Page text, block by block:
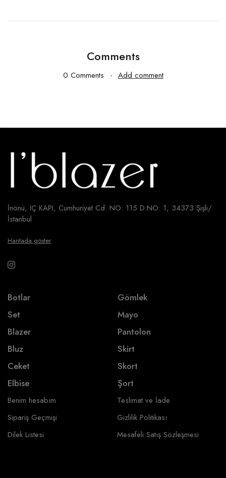
Comments
0 Comments Add comment
İnönü, IÇ KAPI, Cumhuriyet Cd. NO: 115 D:NO: 1, 34373 Şişli/
İstanbul
Haritada göster
Botlar
Set
Blazer
Bluz
Ceket
Elbise
Gömlek
Mayo
Pantolon
Skirt
Skort
Şort
Benim hesabım
Sipariş Geçmişi
Dilek Listesi
Teslimat ve İade
Gizlilik Politikası
Mesafeli Satış Sözleşmesi